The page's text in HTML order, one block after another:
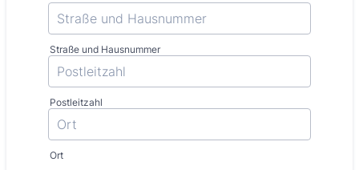
Straße und Hausnummer
Postleitzahl
Ort